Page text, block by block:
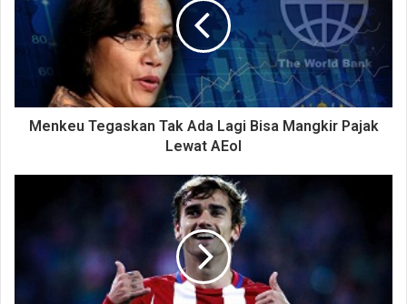
Menkeu Tegaskan Tak Ada Lagi Bisa Mangkir Pajak
Lewat AEoI